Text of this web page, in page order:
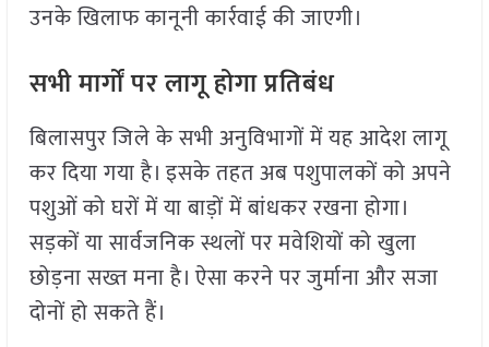
उनके खिलाफ कानूनी कार्रवाई की जाएगी।
सभी मार्गों पर लागू होगा प्रतिबंध
बिलासपुर जिले के सभी अनुविभागों में यह आदेश लागू
कर दिया गया है। इसके तहत अब पशुपालकों को अपने
पशुओं को घरों में या बाड़ों में बांधकर रखना होगा।
सड़कों या सार्वजनिक स्थलों पर मवेशियों को खुला
छोड़ना सख्त मना है। ऐसा करने पर जुर्माना और सजा
दोनों हो सकते हैं।